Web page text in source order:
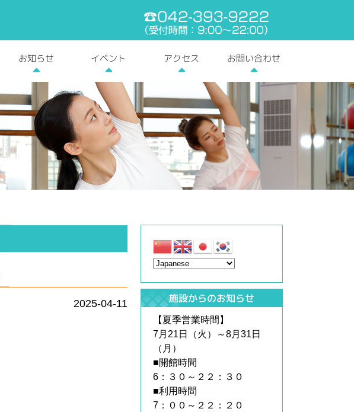
電話番号:042-393-
お知らせ イベント アクセス お問い合わせ
2025-04-11 施設からのお知らせ
【夏季営業時間】
7月21日（火）～8月31日
（月）
■開館時間
6：３０～２２：３０
■利用時間
7：００～２２：２０